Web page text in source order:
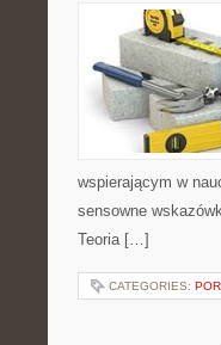
wspierającym w
sensowne
Teoria […]
CATEGORIES: